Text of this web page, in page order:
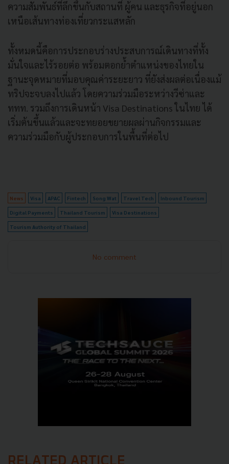
ความสัมพันธ์ที่ลึกขึ้นกับสถานที่ ผู้คน และธุรกิจที่อยู่นอก
เหนือเส้นทางท่องเที่ยวกระแสหลัก
ทั้งหมดนี้คือการประกอบร่างประสบการณ์เดินทางที่ทั้ง
มั่นใจและไร้รอยต่อ พร้อมตอกย้ำตำแหน่งของไทยใน
ฐานะจุดหมายที่มอบคุณค่าระยะยาว ที่ยังส่งผลต่อเนื่องแม้
ทริปจะจบลงไปแล้ว โดยความร่วมมือระหว่างวีซ่าและ
ททท. รวมถึงการเดินหน้า Visa Destinations ในไทย ได้
เริ่มต้นขึ้นแล้วและจะทยอยขยายผลผ่านกิจกรรมและ
ความร่วมมือกับผู้ประกอบการในพื้นที่ต่อไป
News Visa APAC Fintech Song Wat Travel Tech Inbound Tourism
Digital Payments Thailand Tourism Visa Destinations
Tourism Authority of Thailand
No comment